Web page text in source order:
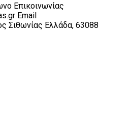
Επικοινωνίας
Email
Σιθωνίας Ελλάδα, 63088